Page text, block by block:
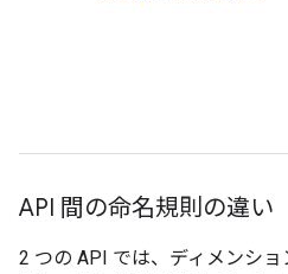
API 間の命名規則の違い
2 つの API では、ディメンシ